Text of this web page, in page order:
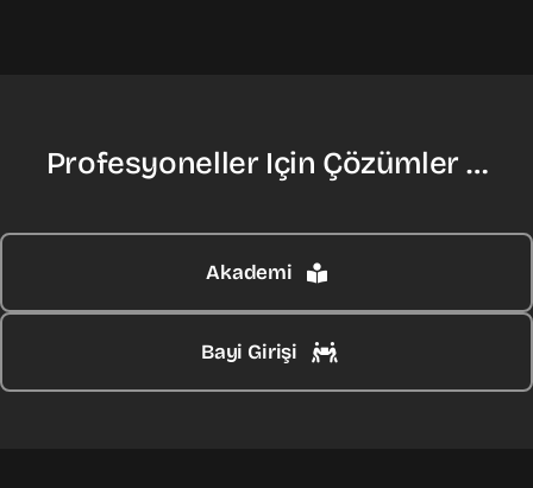
Profesyoneller Için Çözümler …
Akademi
Bayi Girişi